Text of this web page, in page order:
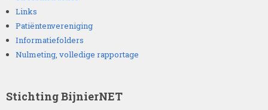
Links
Patiëntenvereniging
Informatiefolders
Nulmeting, volledige rapportage
Stichting BijnierNET